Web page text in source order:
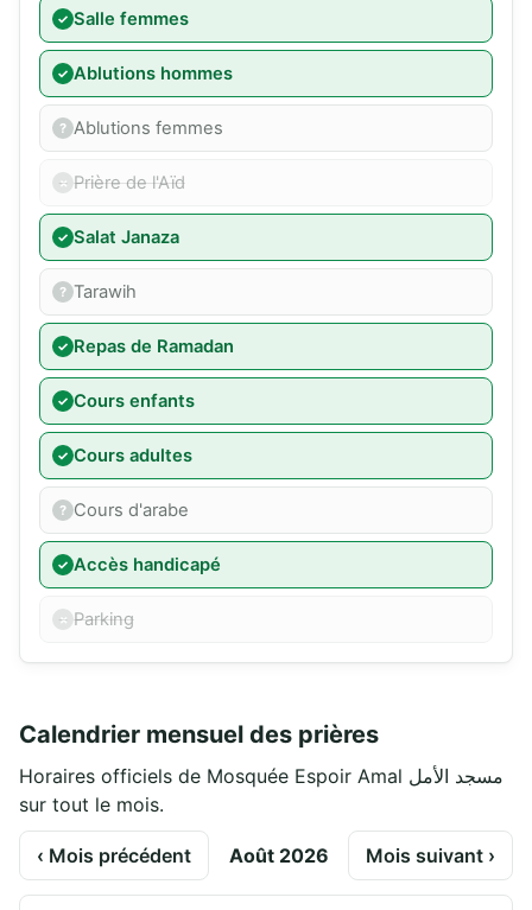
Salle femmes
Ablutions hommes
Ablutions femmes
Prière de l'Aïd
Salat Janaza
Tarawih
Repas de Ramadan
Cours enfants
Cours adultes
Cours d'arabe
Accès handicapé
Parking
Calendrier mensuel des prières
Horaires officiels de Mosquée Espoir Amal مسجد الأمل
sur tout le mois.
‹ Mois précédent Août 2026 Mois suivant ›